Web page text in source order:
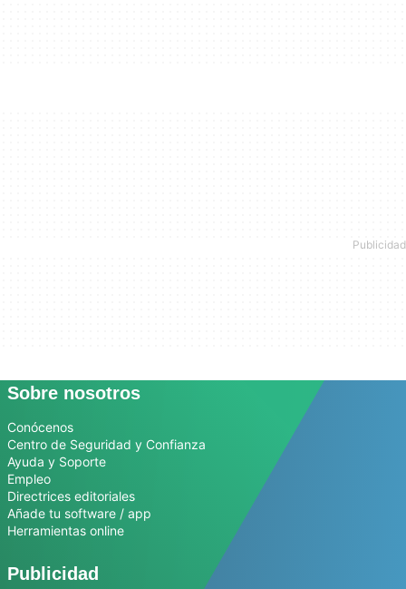
Sobre nosotros
Conócenos
Centro de Seguridad y Confianza
Ayuda y Soporte
Empleo
Directrices editoriales
Añade tu software / app
Herramientas online
Publicidad